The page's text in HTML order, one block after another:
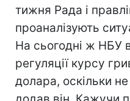
тижня Рада і
проаналізують
На сьогодні ж НБУ
регуляції курсу
долара, оскільки